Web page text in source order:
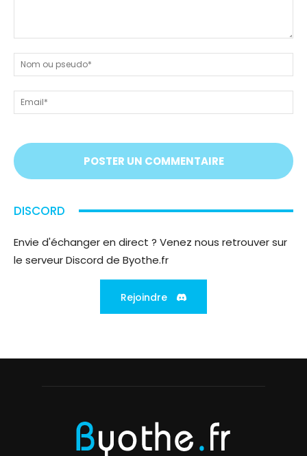
nous
tout
!
On
vous
;)
ou
DISCORD
Envie d'échanger en direct ? Venez nous retrouver sur
le serveur Discord de Byothe.fr
Rejoindre